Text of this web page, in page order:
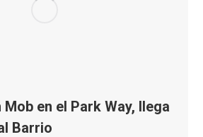
Mob en el Park Way, llega
Barrio